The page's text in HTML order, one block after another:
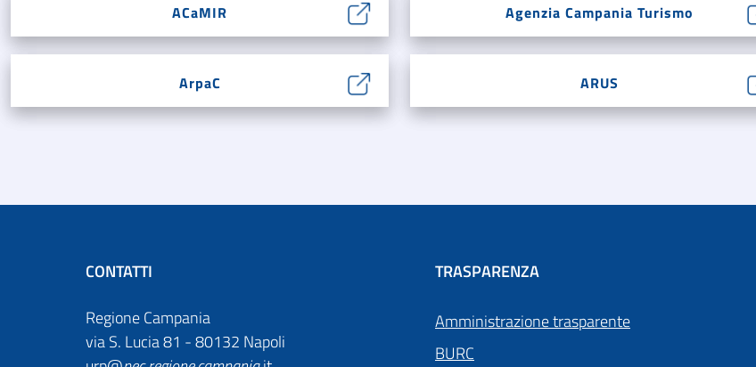
ACaMIR Agenzia Campania Turismo
ArpaC ARUS
CONTATTI
Regione Campania
via S. Lucia 81 - 80132 Napoli
TRASPARENZA
Amministrazione trasparente
BURC